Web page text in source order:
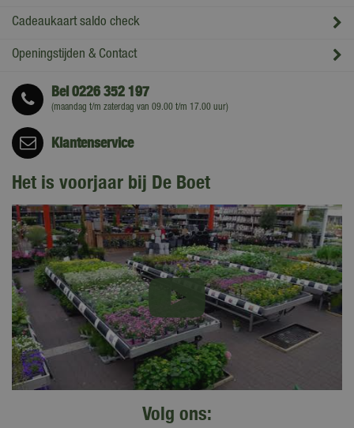
Cadeaukaart saldo check
Openingstijden & Contact
Bel0226 352 197
(maandag t/m zaterdag van 09.00 t/m 17.00 uur)
Klantenservice
Het is voorjaar bij De Boet
Volg ons: